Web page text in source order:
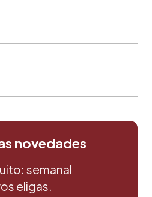
novedades
semanal
eligas.